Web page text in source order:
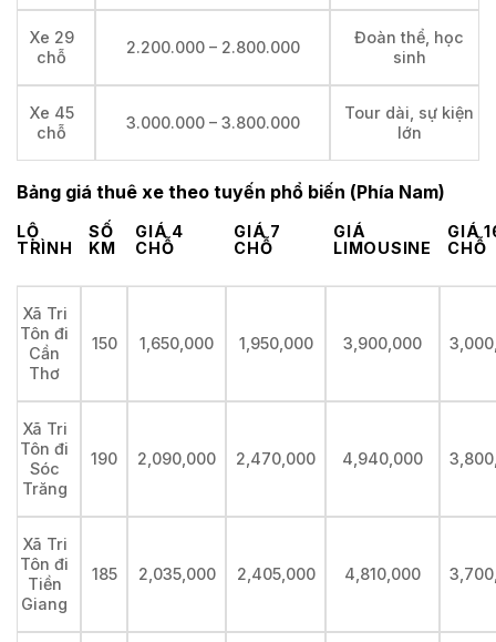
Xe 29
chỗ
2.200.000 – 2.800.000
Đoàn thể, học
sinh
Xe 45
chỗ
3.000.000 – 3.800.000
Tour dài, sự kiện
lớn
Bảng giá thuê xe theo tuyến phổ biến (Phía Nam)
LỘ
TRÌNH
SỐ
KM
GIÁ 4
CHỖ
GIÁ 7
CHỖ
GIÁ
LIMOUSINE
GIÁ
CHỖ
Xã Tri
Tôn đi
Cần
Thơ
150 1,650,000 1,950,000 3,900,000
Xã Tri
Tôn đi
Sóc
Trăng
190 2,090,000 2,470,000 4,940,000
Xã Tri
Tôn đi
Tiền
Giang
185 2,035,000 2,405,000 4,810,000